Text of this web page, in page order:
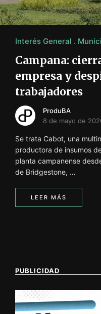
i
ó
n
Interés General
Campana:
empresa y
trabajadores
ProduBA
8 de mayo de
Se trata Cabot, una
productora de insumos
planta campanense
de Bridgestone, …
LEER MÁS
PUBLICIDAD